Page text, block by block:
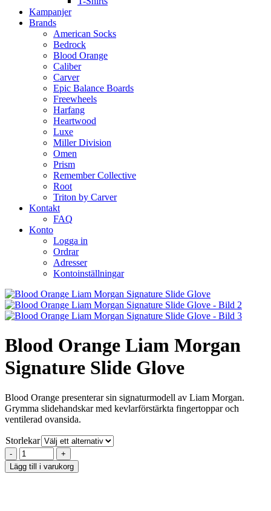
Kampanjer
Brands
American Socks
Bedrock
Blood Orange
Caliber
Carver
Epic Balance Boards
Freewheels
Harfang
Heartwood
Luxe
Miller Division
Omen
Prism
Remember Collective
Root
Triton by Carver
Kontakt
FAQ
Konto
Logga in
Ordrar
Adresser
Kontoinställningar
Blood Orange Liam Morgan
Signature Slide Glove
Blood Orange presenterar sin signaturmodell av Liam Morgan.
Grymma slidehandskar med kevlarförstärkta fingertoppar och
ventilerad ovansida.
Storlekar
Lägg till i varukorg